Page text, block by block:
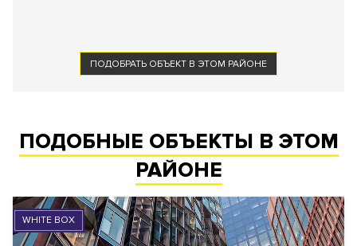
ПОДОБРАТЬ ОБЪЕКТ В ЭТОМ РАЙОНЕ
ПОДОБНЫЕ ОБЪЕКТЫ В ЭТОМ
РАЙОНЕ
WHITE BOX